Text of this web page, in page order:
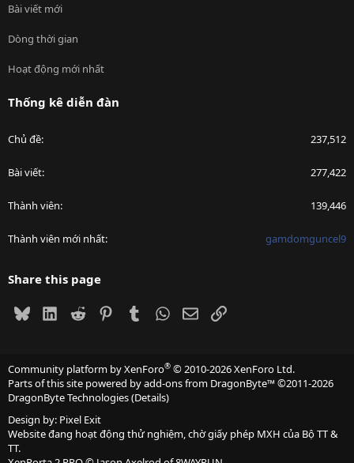
Bài viết mới
Dòng thời gian
Hoạt động mới nhất
Thống kê diễn đàn
Chủ đề 237,512
Bài viết 277,422
Thành viên 139,446
Thành viên mới nhất gamdomguncel9
Share this page
BlueskyLinkedIn
Reddit PinterestTumblrWhatsApp
EmailLink
Community platform by XenForo® © 2010-2026 XenForo Ltd.
Parts of this site powered byadd-ons from DragonByte™©2011-2026
DragonByte Technologies(Details)
Design by: Pixel Exit
Website đang hoạt động thử nghiệm, chờ giấy phép MXH của Bộ TT &
TT.